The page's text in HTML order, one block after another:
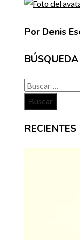
Por Denis
BÚSQUEDA
Buscar:
RECIENTES